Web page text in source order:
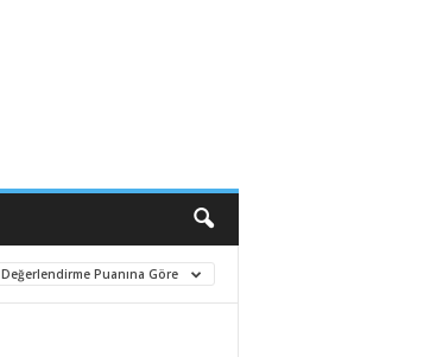
Değerlendirme Puanına Göre